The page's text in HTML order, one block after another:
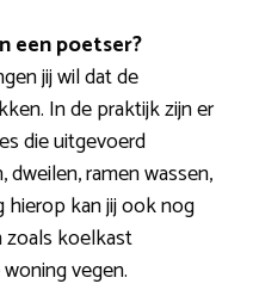
een poetser?
jij wil dat de
In de praktijk zijn er
die uitgevoerd
ramen wassen,
hierop kan jij ook nog
zoals koelkast
vegen.